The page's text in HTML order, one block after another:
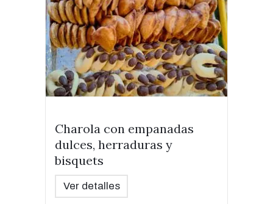
Charola con empanadas
dulces, herraduras y
bisquets
Ver detalles